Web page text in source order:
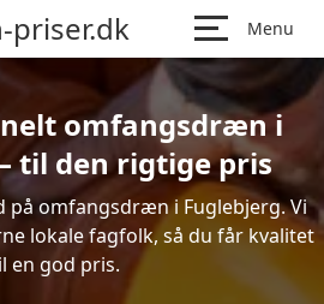
Menu
omfangsdræn i
til den rigtige pris
på omfangsdræn i Fuglebjerg. Vi
lokale fagfolk, så du får kvalitet
en god pris.